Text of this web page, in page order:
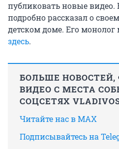
публиковать новые видео.
подробно рассказал о
детском доме. Его
здесь.
БОЛЬШЕ НОВОСТЕЙ,
ВИДЕО С МЕСТА
СОЦСЕТЯХ
Читайте нас в MAX
Подписывайтесь на